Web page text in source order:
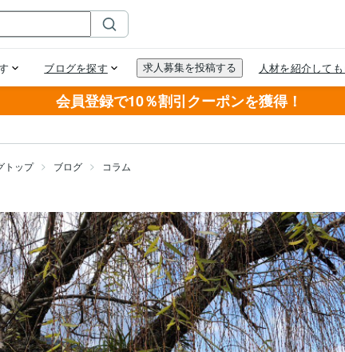
会員登録で10％割引クーポンを獲得！
トップ ブログ コラム